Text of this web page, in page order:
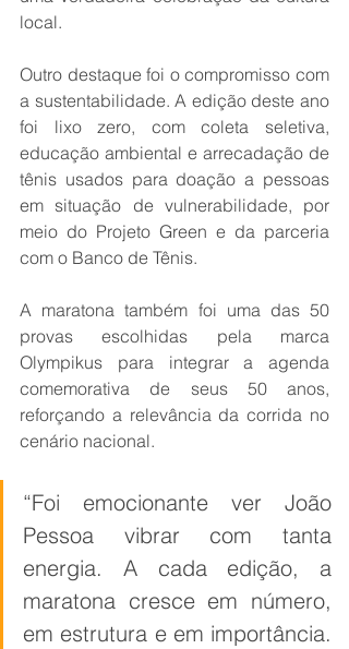
local.
Outro destaque foi o compromisso com
a sustentabilidade. A edição deste ano
foi lixo zero, com coleta seletiva,
educação ambiental e arrecadação de
tênis usados para doação a pessoas
em situação de vulnerabilidade, por
meio do Projeto Green e da parceria
com o Banco de Tênis.
A maratona também foi uma das 50
provas escolhidas pela marca
Olympikus para integrar a agenda
comemorativa de seus 50 anos,
reforçando a relevância da corrida no
cenário nacional.
“Foi emocionante ver João
Pessoa vibrar com tanta
energia. A cada edição, a
maratona cresce em número,
em estrutura e em importância.